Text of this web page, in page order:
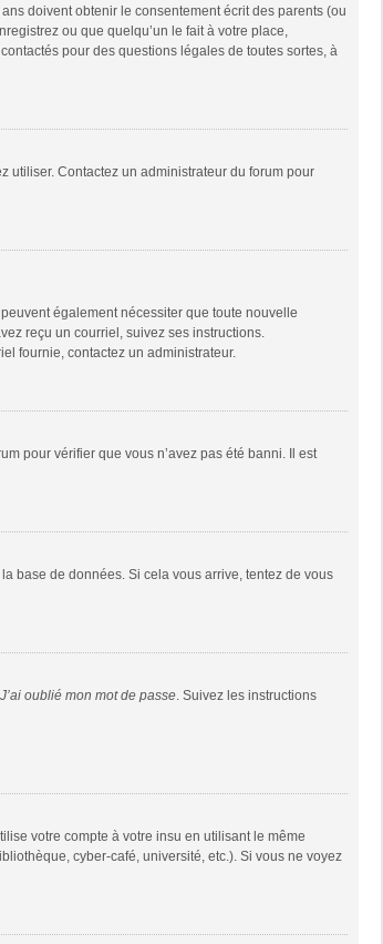
doivent obtenir le consentement écrit des parents (ou
ou que quelqu’un le fait à votre place,
pour des questions légales de toutes sortes, à
utiliser. Contactez un administrateur du forum pour
également nécessiter que toute nouvelle
reçu un courriel, suivez ses instructions.
fournie, contactez un administrateur.
pour vérifier que vous n’avez pas été banni. Il est
base de données. Si cela vous arrive, tentez de vous
J’ai oublié mon mot de passe. Suivez les instructions
votre compte à votre insu en utilisant le même
cyber-café, université, etc.). Si vous ne voyez